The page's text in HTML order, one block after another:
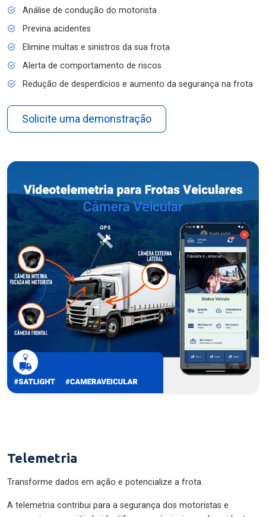
Análise de condução do motorista
Previna acidentes
Elimine multas e sinistros da sua frota
Alerta de comportamento de riscos
Redução de desperdícios e aumento da segurança na frota
Solicite uma demonstração
Telemetria
Transforme dados em ação e potencialize a frota.
A telemetria contribui para a segurança dos motoristas e